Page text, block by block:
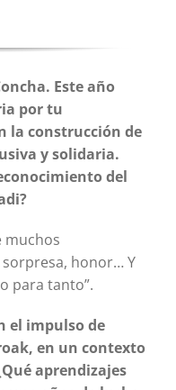
Este año
por tu
la construcción de
y solidaria.
del
muchos
honor… Y
para tanto”.
el impulso de
en un contexto
aprendizajes